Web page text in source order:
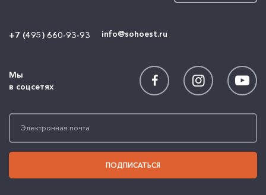
+7 (495) 660-93-93 info@sohoest.ru
Мы
в соцсетях
ПОДПИСАТЬСЯ